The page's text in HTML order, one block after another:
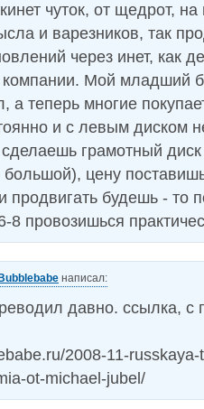
чуток, от щедрот,
и варезников, так
через инет, как
компании. Мой младший
а теперь многие
и с левым диском
грамотный
большой), цену
продвигать будешь - то
8 провозишься
Bubblebabe написал:
давно. ссылка, с
2008-11-
ot-michael-jubel/